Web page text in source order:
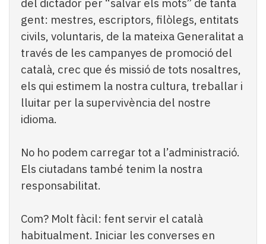
del dictador per “salvar els mots” de tanta
gent: mestres, escriptors, filòlegs, entitats
civils, voluntaris, de la mateixa Generalitat a
través de les campanyes de promoció del
català, crec que és missió de tots nosaltres,
els qui estimem la nostra cultura, treballar i
lluitar per la supervivència del nostre
idioma.
No ho podem carregar tot a l’administració.
Els ciutadans també tenim la nostra
responsabilitat.
Com? Molt fàcil: fent servir el català
habitualment. Iniciar les converses en